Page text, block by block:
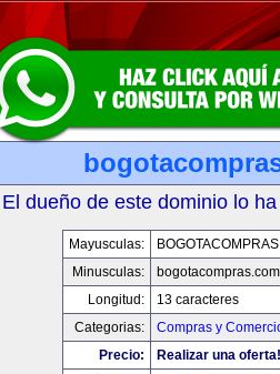
El dueño de este dominio lo
Mayusculas:
Minusculas:
bogotacompras.com
Longitud:
13 caracteres
Categorias:
Compras y
Precio:
Realizar una oferta!